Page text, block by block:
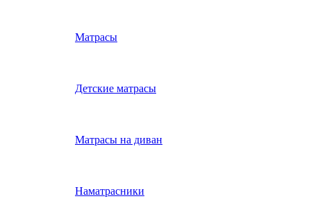
Матрасы
Детские матрасы
Матрасы на диван
Наматрасники